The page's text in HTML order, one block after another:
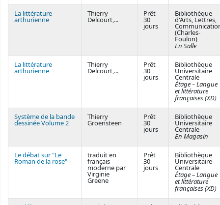
La littérature
arthurienne
Thierry
Delcourt,...
Prêt
30
jours
Bibliothèque
d'Arts, Lettres,
(Charles-
Foulon)
En Salle
La littérature
arthurienne
Thierry
Delcourt,...
Prêt
30
jours
Bibliothèque
Universitaire
Centrale
Étage – Langue
et littérature
françaises (XD)
Système de la bande
dessinée Volume 2
Thierry
Groensteen
Prêt
30
jours
Bibliothèque
Universitaire
Centrale
En Magasin
Le débat sur "Le
Roman de la rose"
traduit en
français
moderne par
Virginie
Greene
Prêt
30
jours
Bibliothèque
Universitaire
Centrale
Étage – Langue
et littérature
françaises (XD)